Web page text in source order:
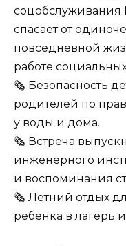
соцобслуживания
спасает от
повседневной
работе
🗞 Безопасность
родителей по
у воды и дома.
🗞 Встреча
инженерного
и воспоминания
🗞 Летний отдых
ребенка в лагерь